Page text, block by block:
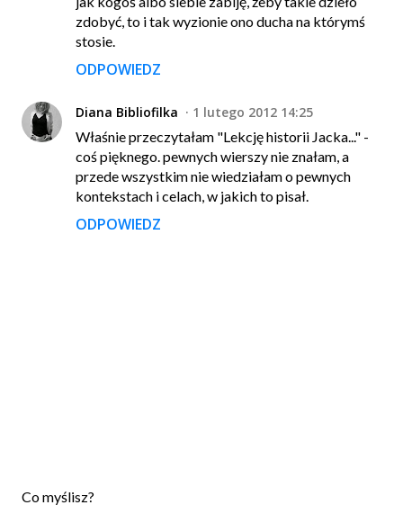
zdobyć, to i tak wyzionie ono ducha na którymś
stosie.
ODPOWIEDZ
Diana Bibliofilka
1 lutego 2012 14:25
Właśnie przeczytałam "Lekcję historii Jacka..." -
coś pięknego. pewnych wierszy nie znałam, a
przede wszystkim nie wiedziałam o pewnych
kontekstach i celach, w jakich to pisał.
ODPOWIEDZ
P
Co myślisz?